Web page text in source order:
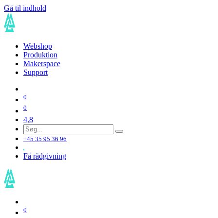
Gå til indhold
Webshop
Produktion
Makerspace
Support
0
0
4,8
+45 35 95 36 96
Få rådgivning
0